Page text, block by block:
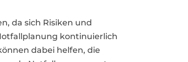
da sich Risiken und
kontinuierlich
dabei helfen, die